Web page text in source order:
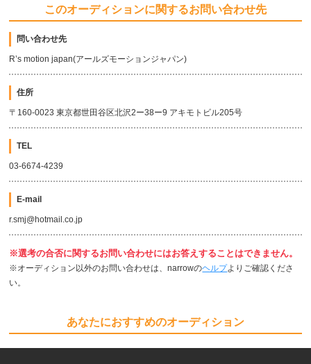
このオーディションに関するお問い合わせ先
問い合わせ先
R’s motion japan(アールズモーションジャパン)
住所
〒160-0023 東京都世田谷区北沢2ー38ー9 アキモトビル205号
TEL
03-6674-4239
E-mail
r.smj@hotmail.co.jp
※選考の合否に関するお問い合わせにはお答えすることはできません。
※オーディション以外のお問い合わせは、narrowのヘルプよりご確認くださ
い。
あなたにおすすめのオーディション